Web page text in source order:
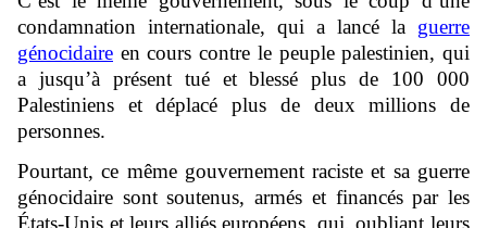
condamnation internationale, qui a lancé la guerre
génocidaire en cours contre le peuple palestinien, qui
a jusqu’à présent tué et blessé plus de 100 000
Palestiniens et déplacé plus de deux millions de
personnes.
Pourtant, ce même gouvernement raciste et sa guerre
génocidaire sont soutenus, armés et financés par les
États-Unis et leurs alliés européens, qui, oubliant leurs